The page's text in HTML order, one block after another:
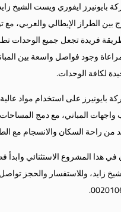
ايفوري ويست الشيخ
بين الطراز الإيطالي والعربي، مع
فريدة تجعل جميع الوحدات
وجود فواصل واسعة بين
لكافة الوحدات.
على استخدام مواد عالية
المباني، مع دمج
من راحة السكان والانسجام مع
في هذا المشروع الاستثنائي وابدأ
زايد، وللاستفسار والحجز